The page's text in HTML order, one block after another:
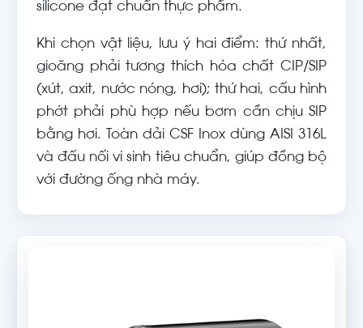
silicone đạt chuẩn thực phẩm.
Khi chọn vật liệu, lưu ý hai điểm: thứ nhất,
gioăng phải tương thích hóa chất CIP/SIP
(xút, axit, nước nóng, hơi); thứ hai, cấu hình
phớt phải phù hợp nếu bơm cần chịu SIP
bằng hơi. Toàn dải CSF Inox dùng AISI 316L
và đấu nối vi sinh tiêu chuẩn, giúp đồng bộ
với đường ống nhà máy.